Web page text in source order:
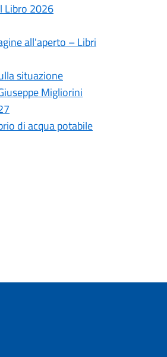
Libro 2026
all'aperto – Libri
situazione
Migliorini
di acqua potabile